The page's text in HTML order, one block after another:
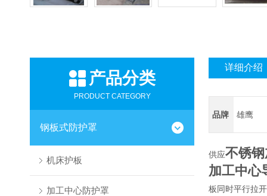
产品分类
PRODUCT CATEGORY
钢板式防护罩
机床护板
加工中心防护罩
详细介绍
品牌 雄鹰
供应不锈
加工中心
板同时平行拉